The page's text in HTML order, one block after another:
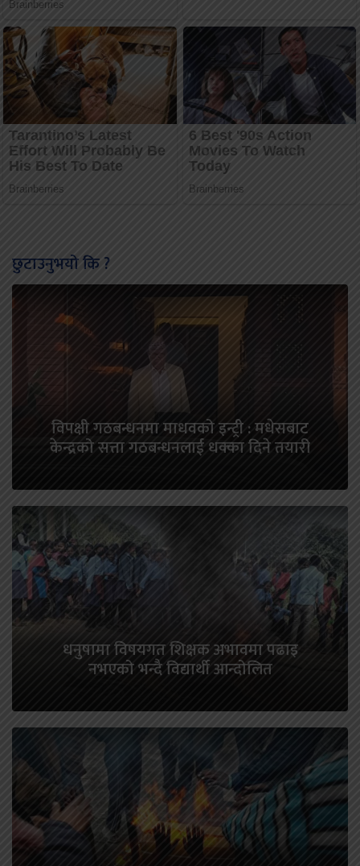
छुटाउनुभयो कि ?
विपक्षी गठबन्धनमा माधवको इन्ट्री : मधेसबाट
केन्द्रको सत्ता गठबन्धनलाई धक्का दिने तयारी
धनुषामा विषयगत शिक्षक अभावमा पढाइ
नभएको भन्दै विद्यार्थी आन्दोलित